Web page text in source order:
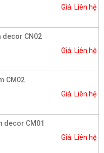
Giá: Liên hệ
decor CN02
Giá: Liên hệ
CM02
Giá: Liên hệ
decor CM01
Giá: Liên hệ